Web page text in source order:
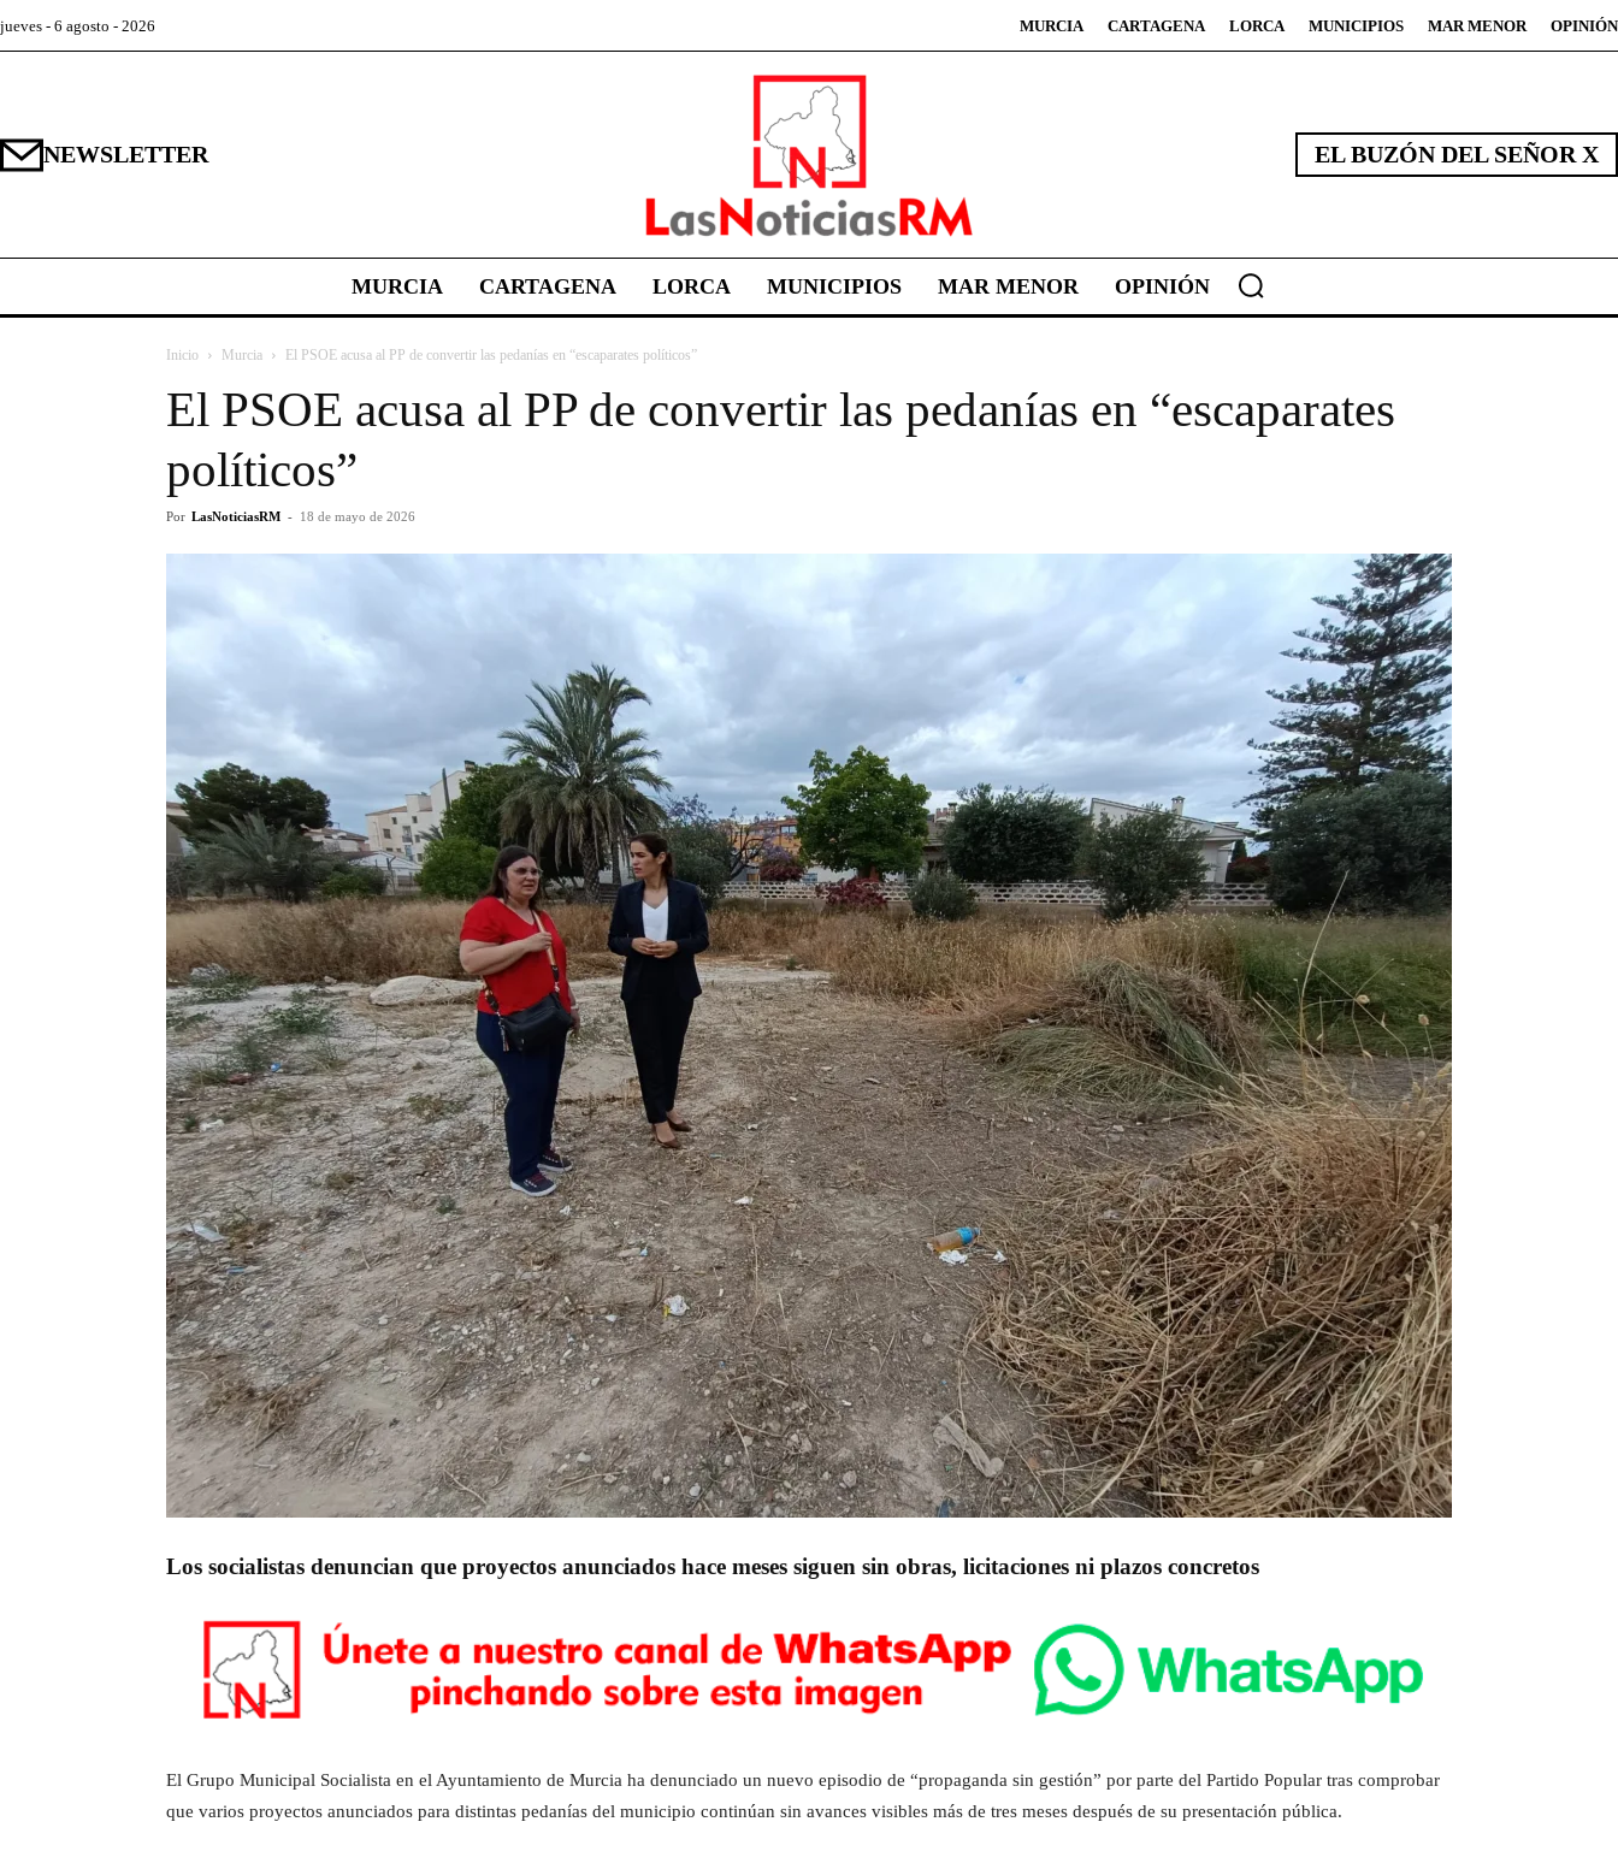
jueves - 6 agosto - 2026 MURCIA CARTAGENA LORCA MUNICIPIOS MAR MENOR OPINIÓN
NEWSLETTER EL BUZÓN DEL SEÑOR X
MURCIA CARTAGENA LORCA MUNICIPIOS MAR MENOR OPINIÓN
Inicio Murcia El PSOE acusa al PP de convertir las pedanías en “escaparates políticos”
El PSOE acusa al PP de convertir las pedanías en “escaparates
políticos”
Por LasNoticiasRM - 18 de mayo de 2026
Los socialistas denuncian que proyectos anunciados hace meses siguen sin obras, licitaciones ni plazos concretos
El Grupo Municipal Socialista en el Ayuntamiento de Murcia ha denunciado un nuevo episodio de “propaganda sin gestión” por parte del Partido Popular tras comprobar
que varios proyectos anunciados para distintas pedanías del municipio continúan sin avances visibles más de tres meses después de su presentación pública.